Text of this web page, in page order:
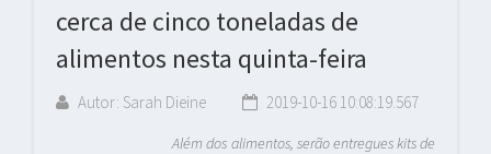
cerca de cinco toneladas de
alimentos nesta quinta-feira
Autor: Sarah Dieine 2019-10-16 10:08:19.567
Além dos alimentos, serão entregues kits de